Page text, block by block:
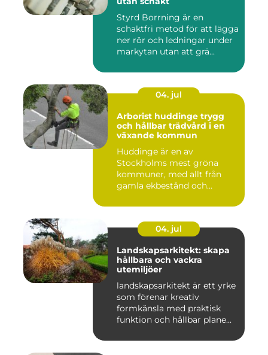
Styrd Borrning är en
schaktfri metod för att lägga
ner rör och ledningar under
markytan utan att grä...
04. jul
Arborist huddinge trygg
och hållbar trädvård i en
växande kommun
Huddinge är en av
Stockholms mest gröna
kommuner, med allt från
gamla ekbestånd och
04. jul
Landskapsarkitekt: skapa
hållbara och vackra
utemiljöer
landskapsarkitekt är ett yrke
som förenar kreativ
formkänsla med praktisk
funktion och hållbar plane...